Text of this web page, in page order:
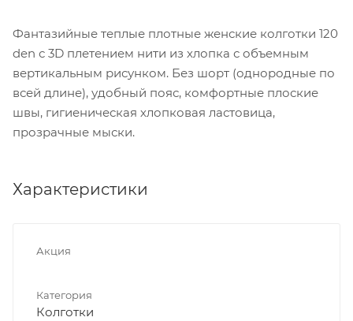
Фантазийные теплые плотные женские колготки 120
den с 3D плетением нити из хлопка с объемным
вертикальным рисунком. Без шорт (однородные по
всей длине), удобный пояс, комфортные плоские
швы, гигиеническая хлопковая ластовица,
прозрачные мыски.
Характеристики
Акция
Категория
Колготки